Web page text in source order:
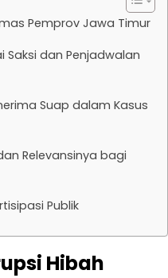
Pemprov Jawa Timur
dan Penjadwalan
Suap dalam Kasus
Relevansinya bagi
Publik
Hibah